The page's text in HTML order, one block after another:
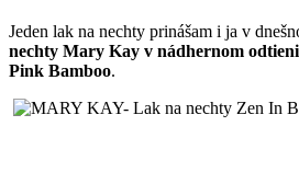
Jeden lak na nechty prinášam i ja v
nechty Mary Kay v nádhernom
Pink Bamboo.